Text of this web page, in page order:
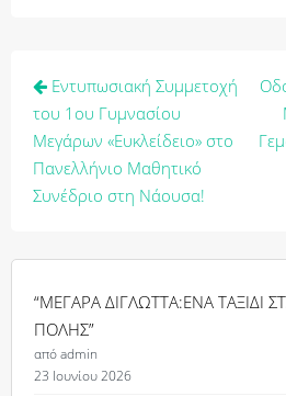
Πλοήγηση
άρθρων
Εντυπωσιακή Συμμετοχή
του 1ου Γυμνασίου
Μεγάρων «Ευκλείδειο» στο
Πανελλήνιο Μαθητικό
Συνέδριο στη Νάουσα!
“ΜΕΓΑΡΑ ΔΙΓΛΩΤΤΑ:ΕΝΑ ΤΑΞΙΔΙ
ΠΟΛΗΣ”
από admin
23 Ιουνίου 2026